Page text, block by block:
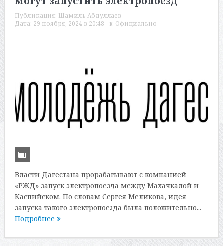
Публикация: Шамиль Абдуллаев
Дата: 29 ноября, 2024 в 20:48 в: Официально
Власти Дагестана прорабатывают с компанией
«РЖД» запуск электропоезда между Махачкалой и
Каспийском. По словам Сергея Меликова, идея
запуска такого электропоезда была положительно...
Подробнее